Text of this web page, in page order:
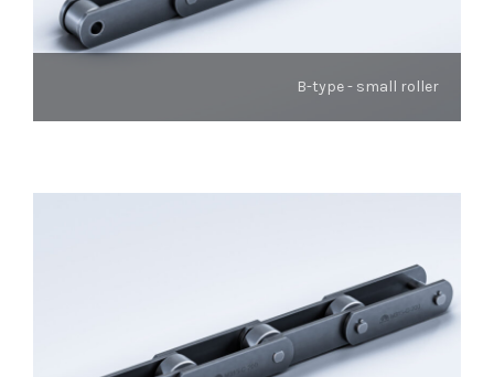
B-type - small roller